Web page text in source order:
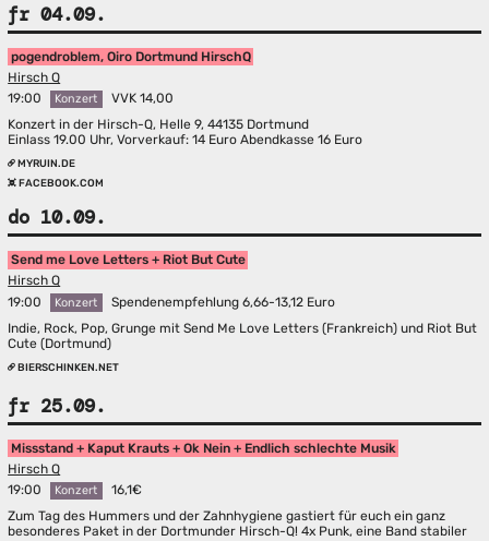
fr 04.09.
pogendroblem, Oiro Dortmund HirschQ
Hirsch Q
19:00
Konzert
VVK 14,00
Konzert in der Hirsch-Q, Helle 9, 44135 Dortmund
Einlass 19.00 Uhr, Vorverkauf: 14 Euro Abendkasse 16 Euro
MYRUIN.DE
FACEBOOK.COM
do 10.09.
Send me Love Letters + Riot But Cute
Hirsch Q
19:00
Konzert
Spendenempfehlung 6,66-13,12 Euro
Indie, Rock, Pop, Grunge mit Send Me Love Letters (Frankreich) und Riot But
Cute (Dortmund)
BIERSCHINKEN.NET
fr 25.09.
Missstand + Kaput Krauts + Ok Nein + Endlich schlechte Musik
Hirsch Q
19:00
Konzert
16,1€
Zum Tag des Hummers und der Zahnhygiene gastiert für euch ein ganz
besonderes Paket in der Dortmunder Hirsch-Q! 4x Punk, eine Band stabiler